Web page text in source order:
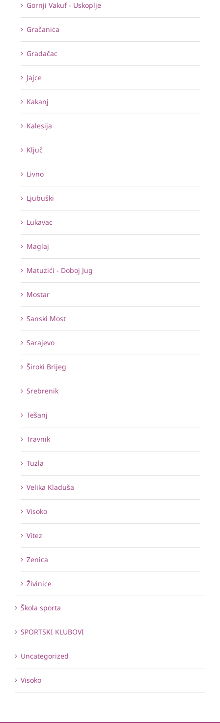
Gornji Vakuf - Uskoplje
Gračanica
Gradačac
Jajce
Kakanj
Kalesija
Ključ
Livno
Ljubuški
Lukavac
Maglaj
Matuzići - Doboj Jug
Mostar
Sanski Most
Sarajevo
Široki Brijeg
Srebrenik
Tešanj
Travnik
Tuzla
Velika Kladuša
Visoko
Vitez
Zenica
Živinice
Škola sporta
SPORTSKI KLUBOVI
Uncategorized
Visoko